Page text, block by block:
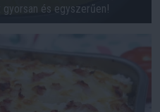
és egyszerűen!